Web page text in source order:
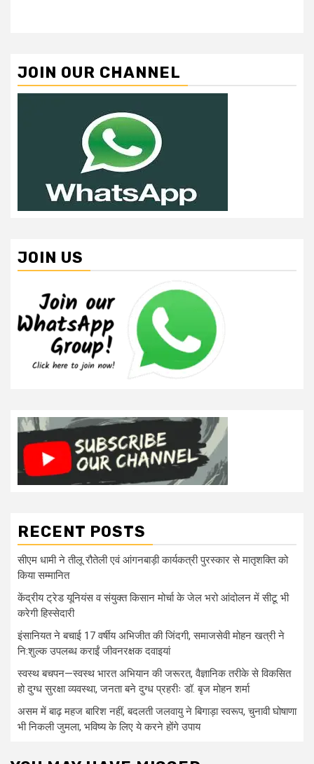
JOIN OUR CHANNEL
JOIN US
RECENT POSTS
सीएम धामी ने तीलू रौतेली एवं आंगनबाड़ी कार्यकत्री पुरस्कार से मातृशक्ति को
किया सम्मानित
केंद्रीय ट्रेड यूनियंस व संयुक्त किसान मोर्चा के जेल भरो आंदोलन में सीटू भी
करेगी हिस्सेदारी
इंसानियत ने बचाई 17 वर्षीय अभिजीत की जिंदगी, समाजसेवी मोहन खत्री ने
नि:शुल्क उपलब्ध कराईं जीवनरक्षक दवाइयां
स्वस्थ बचपन—स्वस्थ भारत अभियान की जरूरत, वैज्ञानिक तरीके से विकसित
हो दुग्ध सुरक्षा व्यवस्था, जनता बने दुग्ध प्रहरीः डॉ. बृज मोहन शर्मा
असम में बाढ़ महज बारिश नहीं, बदलती जलवायु ने बिगाड़ा स्वरूप, चुनावी घोषाणा
भी निकली जुमला, भविष्य के लिए ये करने होंगे उपाय